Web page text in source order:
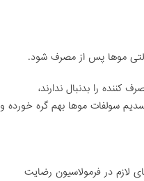
موها پس از مصرف شود.
کننده را بدنبال ندارند،
سولفات موها بهم گره خورده و
لازم در فرمولاسیون رضایت